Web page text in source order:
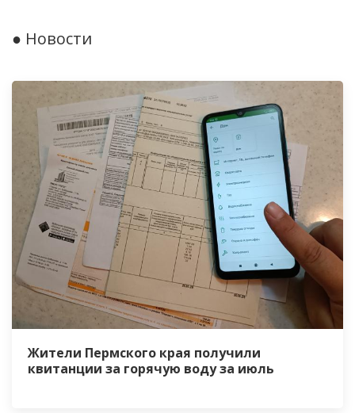
● Новости
Жители Пермского края получили
квитанции за горячую воду за июль